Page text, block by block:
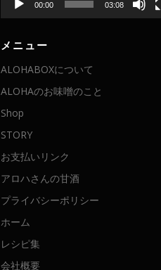
ー
00:00 03:08
メニュー
ALOHABOXについて
ALOHAのお味噌のこと
Shop
STORY
お支払いリンク
アロハさんの甘酒
プライバシーポリシー
ホーム
レシピ集
会社概要